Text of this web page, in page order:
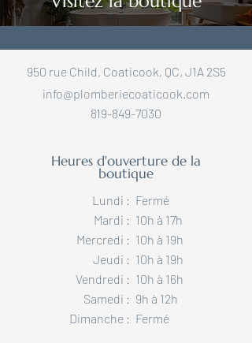
950 rue Child, Coaticook, QC, J1A 2S5
info@plomberiecoaticook.com
819-849-7030
Heures d'ouverture de la
boutique
Lundi :
Mardi :
Mercredi :
Jeudi :
Vendredi :
Samedi :
Dimanche :​
Fermé
10h à 17h
10h à 19h
10h à 19h
10h à 16h
9h à 12h
Fermé​